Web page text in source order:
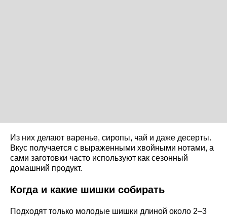
Из них делают варенье, сиропы, чай и даже десерты.
Вкус получается с выраженными хвойными нотами, а
сами заготовки часто используют как сезонный
домашний продукт.
Когда и какие шишки собирать
Подходят только молодые шишки длиной около 2–3